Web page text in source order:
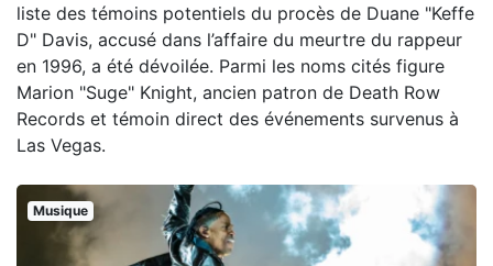
liste des témoins potentiels du procès de Duane "Keffe
D" Davis, accusé dans l’affaire du meurtre du rappeur
en 1996, a été dévoilée. Parmi les noms cités figure
Marion "Suge" Knight, ancien patron de Death Row
Records et témoin direct des événements survenus à
Las Vegas.
Musique